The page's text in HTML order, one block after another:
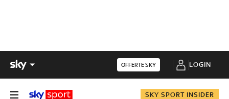
OFFERTE SKY LOGIN
SKY SPORT INSIDER